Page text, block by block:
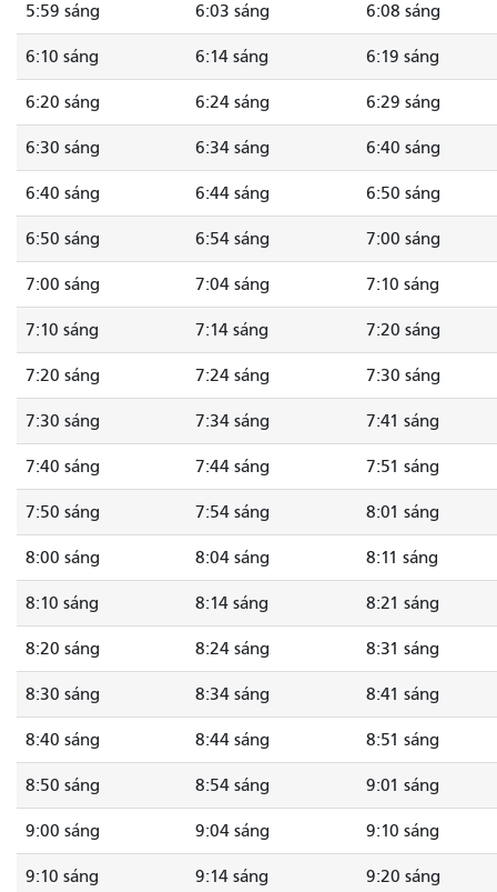
5:59 sáng 6:03 sáng 6:08 sáng
6:10 sáng 6:14 sáng 6:19 sáng
6:20 sáng 6:24 sáng 6:29 sáng
6:30 sáng 6:34 sáng 6:40 sáng
6:40 sáng 6:44 sáng 6:50 sáng
6:50 sáng 6:54 sáng 7:00 sáng
7:00 sáng 7:04 sáng 7:10 sáng
7:10 sáng 7:14 sáng 7:20 sáng
7:20 sáng 7:24 sáng 7:30 sáng
7:30 sáng 7:34 sáng 7:41 sáng
7:40 sáng 7:44 sáng 7:51 sáng
7:50 sáng 7:54 sáng 8:01 sáng
8:00 sáng 8:04 sáng 8:11 sáng
8:10 sáng 8:14 sáng 8:21 sáng
8:20 sáng 8:24 sáng 8:31 sáng
8:30 sáng 8:34 sáng 8:41 sáng
8:40 sáng 8:44 sáng 8:51 sáng
8:50 sáng 8:54 sáng 9:01 sáng
9:00 sáng 9:04 sáng 9:10 sáng
9:10 sáng 9:14 sáng 9:20 sáng